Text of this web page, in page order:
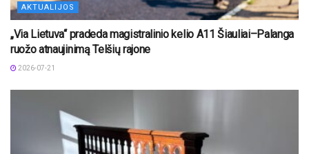
AKTUALIJOS
„Via Lietuva“ pradeda magistralinio kelio A11 Šiauliai–Palanga
ruožo atnaujinimą Telšių rajone
2026-07-21